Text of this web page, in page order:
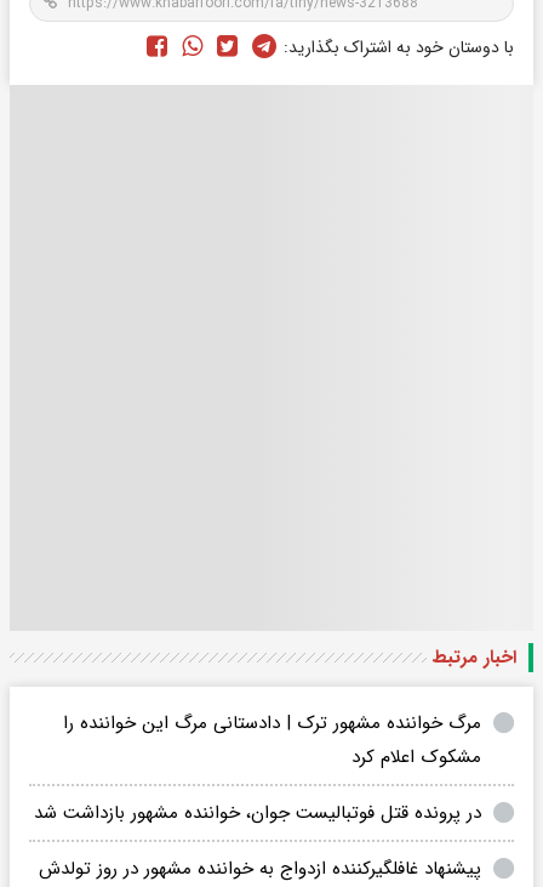
با دوستان خود به اشتراک بگذارید:
اخبار مرتبط
مرگ خواننده مشهور ترک | دادستانی مرگ این خواننده را
مشکوک اعلام کرد
در پرونده قتل فوتبالیست جوان، خواننده مشهور بازداشت شد
پیشنهاد غافلگیرکننده ازدواج به خواننده مشهور در روز تولدش